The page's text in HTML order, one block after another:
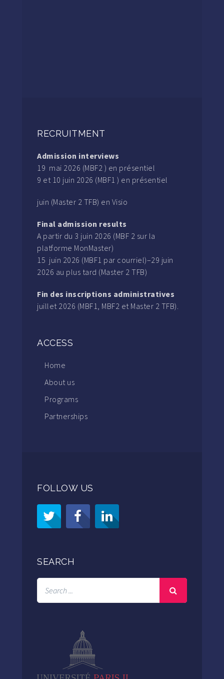
RECRUITMENT
Admission interviews
19 mai 2026 (MBF2 ) en présentiel
9 et 10 juin 2026 (MBF1 ) en présentiel
juin (Master 2 TFB) en Visio
Final admission results
A partir du 3 juin 2026 (MBF 2 sur la
platforme MonMaster)
15 juin 2026 (MBF1 par courriel)–29 juin
2026 au plus tard (Master 2 TFB)
Fin des inscriptions administratives
juillet 2026 (MBF1, MBF2 et Master 2 TFB).
ACCESS
Home
About us
Programs
Partnerships
FOLLOW US
SEARCH